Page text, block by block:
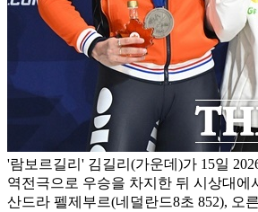
'람보르길리' 김길리(가운데)가 15일
역전극으로 우승을 차지한 뒤 시상대
산드라 펠제부르(네덜란드8초 852), 오